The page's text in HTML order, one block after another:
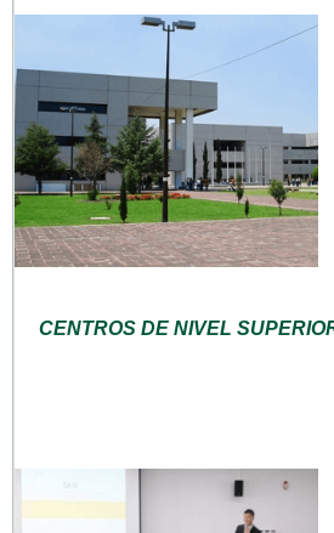
CENTROS DE NIVEL